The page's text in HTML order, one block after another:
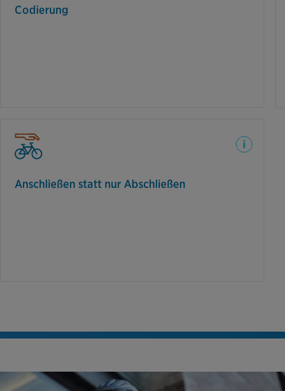
Codierung
Code versehen, der direkten Aufschluss auf den
Anschließen statt nur Abschließen
Schließen Sie Rahmen sowie Vorder- und
Hinterrad des Fahrrads an einen festen
Gegenstände an - auch wenn Sie es nur kurz